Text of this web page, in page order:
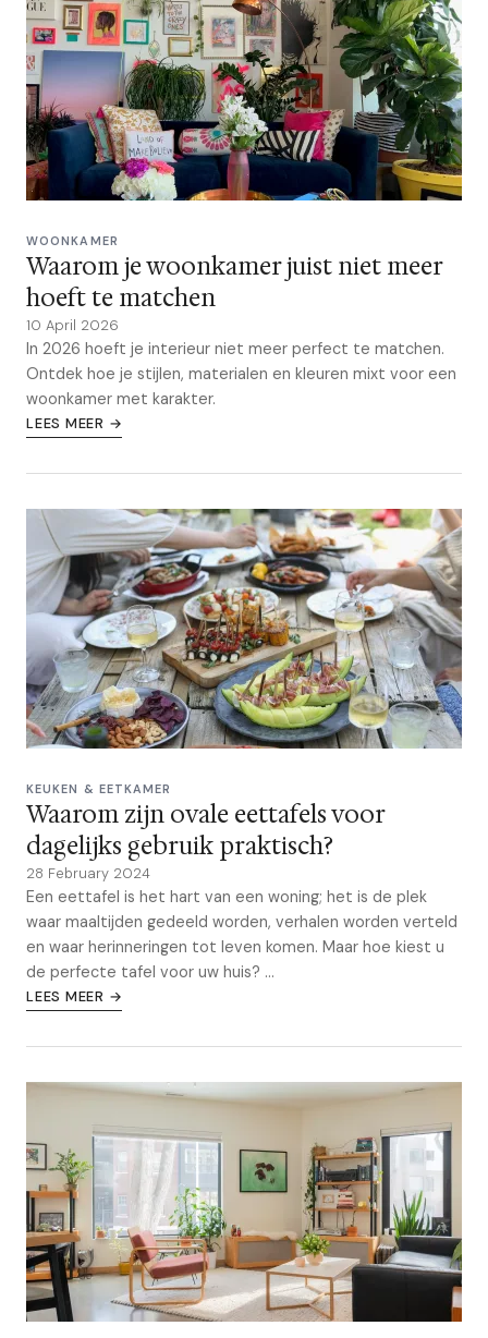
WOONKAMER
Waarom je woonkamer juist niet meer
hoeft te matchen
10 April 2026
In 2026 hoeft je interieur niet meer perfect te matchen.
Ontdek hoe je stijlen, materialen en kleuren mixt voor een
woonkamer met karakter.
LEES MEER →
KEUKEN & EETKAMER
Waarom zijn ovale eettafels voor
dagelijks gebruik praktisch?
28 February 2024
Een eettafel is het hart van een woning; het is de plek
waar maaltijden gedeeld worden, verhalen worden verteld
en waar herinneringen tot leven komen. Maar hoe kiest u
de perfecte tafel voor uw huis? ...
LEES MEER →